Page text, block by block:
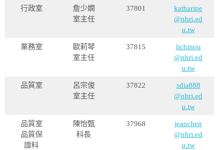
行政室
詹少嫻
室主任
37801
katharine
@nhri.ed
u.tw
業務室
歐莉琴
室主任
37815
lichinou
@nhri.ed
u.tw
品質室
呂宗俊
室主任
37822
sdia888
@nhri.ed
u.tw
品質室
品質保
證科
陳怡甄
科長
37968
jeanchen
@nhri.ed
u.tw